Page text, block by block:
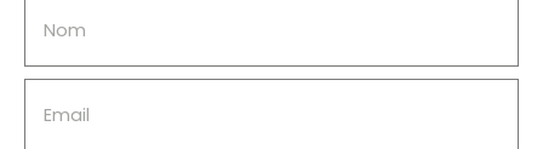
Nom
Email